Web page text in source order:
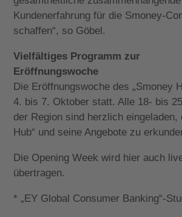
Kundenerfahrung für die Smoney-
schaffen“, so Göbel.
Vielfältiges Programm zur
Eröffnungswoche
Die Eröffnungswoche des „Smoney
4. bis 7. Oktober statt. Alle 18- bis
der Region sind herzlich eingeladen,
Hub“ und seine Angebote zu
Die Opening Week wird hier auch
übertragen.
* „EY Global Consumer Banking“-